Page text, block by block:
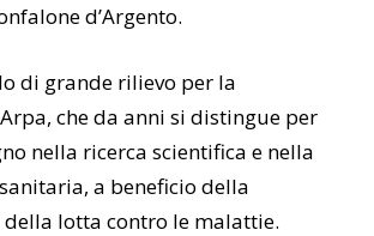
d’Argento.
di grande rilievo per la
che da anni si distingue per
nella ricerca scientifica e nella
a beneficio della
lotta contro le malattie.